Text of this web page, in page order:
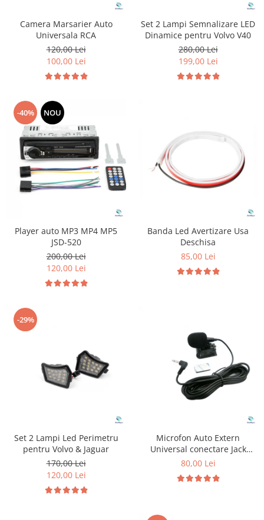
Camera Marsarier Auto
Universala RCA
120,00 Lei
100,00 Lei
Set 2 Lampi Semnalizare LED
Dinamice pentru Volvo V40
280,00 Lei
199,00 Lei
-40% NOU
Player auto MP3 MP4 MP5
JSD-520
200,00 Lei
120,00 Lei
Banda Led Avertizare Usa
Deschisa
85,00 Lei
-29%
Set 2 Lampi Led Perimetru
pentru Volvo & Jaguar
170,00 Lei
120,00 Lei
Microfon Auto Extern
Universal conectare Jack
3.5mm
80,00 Lei